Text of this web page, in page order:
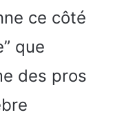
ce côté
que
des pros